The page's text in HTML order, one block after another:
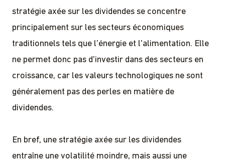
stratégie axée sur les dividendes se concentre
principalement sur les secteurs économiques
traditionnels tels que l'énergie et l'alimentation. Elle
ne permet donc pas d'investir dans des secteurs en
croissance, car les valeurs technologiques ne sont
généralement pas des perles en matière de
dividendes.
En bref, une stratégie axée sur les dividendes
entraîne une volatilité moindre, mais aussi une